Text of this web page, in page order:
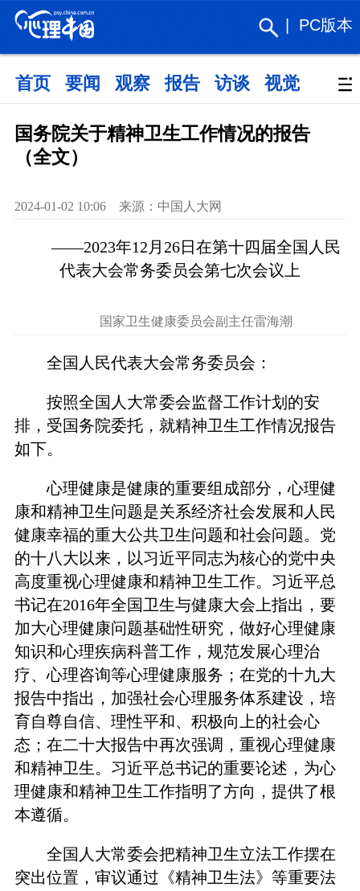
PC版本
首页 要闻 观察 报告 访谈 视觉 政策
国务院关于精神卫生工作情况的报告
（全文）
2024-01-02 10:06 来源：中国人大网
——2023年12月26日在第十四届全国人民
代表大会常务委员会第七次会议上
国家卫生健康委员会副主任雷海潮
全国人民代表大会常务委员会：
按照全国人大常委会监督工作计划的安
排，受国务院委托，就精神卫生工作情况报告
如下。
心理健康是健康的重要组成部分，心理健
康和精神卫生问题是关系经济社会发展和人民
健康幸福的重大公共卫生问题和社会问题。党
的十八大以来，以习近平同志为核心的党中央
高度重视心理健康和精神卫生工作。习近平总
书记在2016年全国卫生与健康大会上指出，要
加大心理健康问题基础性研究，做好心理健康
知识和心理疾病科普工作，规范发展心理治
疗、心理咨询等心理健康服务；在党的十九大
报告中指出，加强社会心理服务体系建设，培
育自尊自信、理性平和、积极向上的社会心
态；在二十大报告中再次强调，重视心理健康
和精神卫生。习近平总书记的重要论述，为心
理健康和精神卫生工作指明了方向，提供了根
本遵循。
全国人大常委会把精神卫生立法工作摆在
突出位置，审议通过《精神卫生法》等重要法